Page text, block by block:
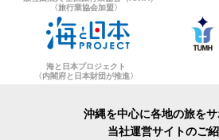
〈旅行業協会加盟〉
海と日本プロジェクト
〈内閣府と日本財団が推進〉
沖縄を中心に各地の旅を
当社運営サイトのご